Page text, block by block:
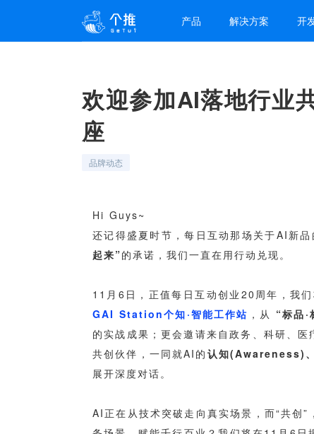
产品 解决方案 开
欢迎参加AI落地行业
座
品牌动态